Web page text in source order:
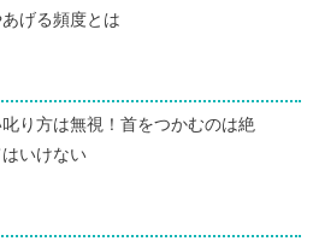
げる頻度とは
り方は無視！首をつかむのは絶
いけない